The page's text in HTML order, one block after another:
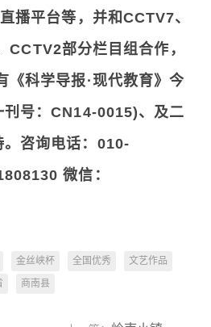
播平台等，并和 CCTV7、
CCTV2部分栏目组合作，
《科学导报·现代教育》今
刊号：CN14-0015)、及二
。 咨询电话： 010-
微信：
金丝峡杯 全国优秀
文艺作品
商南县